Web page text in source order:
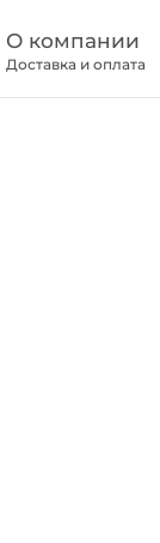
О компании
Доставка и оплата